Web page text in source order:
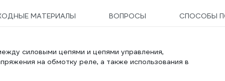
МАТЕРИАЛЫ ВОПРОСЫ СПОСОБЫ
силовыми цепями и цепями управления,
на обмотку реле, а также использования в